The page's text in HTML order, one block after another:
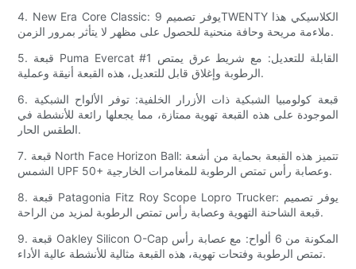
4. New Era Core Classic: يوفر تصميم 9TWENTY الكلاسيكي هذا
ملاءمة مريحة وحافة منحنية للحصول على مظهر لا يتأثر بمرور الزمن.
5. قبعة Puma Evercat #1 القابلة للتعديل: مع شريط عرق يمتص
الرطوبة وإغلاق قابل للتعديل، هذه القبعة أنيقة وعملية.
6. قبعة كولومبيا الشبكية ذات الأزرار الخلفية: توفر الألواح الشبكية
الموجودة على هذه القبعة تهوية ممتازة، مما يجعلها رائعة للأنشطة في
الطقس الحار.
7. قبعة North Face Horizon Ball: تتميز هذه القبعة بحماية من أشعة
الشمس UPF 50+ وعصابة رأس تمتص الرطوبة للمغامرات الخارجية.
8. قبعة Patagonia Fitz Roy Scope Lopro Trucker: يوفر تصميم
قبعة الشاحنة التهوية وعصابة رأس تمتص الرطوبة لمزيد من الراحة.
9. قبعة Oakley Silicon O-Cap المكونة من 6 ألواح: مع عصابة رأس
تمتص الرطوبة وفتحات تهوية، هذه القبعة مثالية للأنشطة عالية الأداء.